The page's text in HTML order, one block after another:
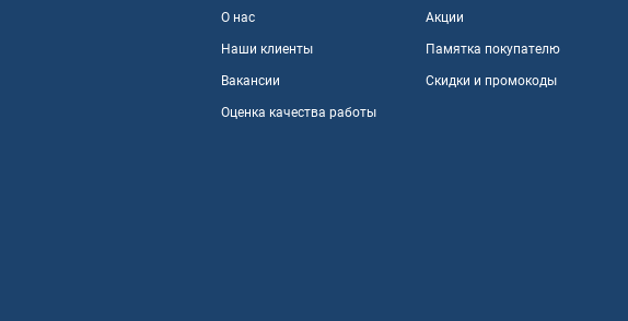
О нас
Наши клиенты
Вакансии
Оценка качества работы
Акции
Памятка покупателю
Скидки и промокоды